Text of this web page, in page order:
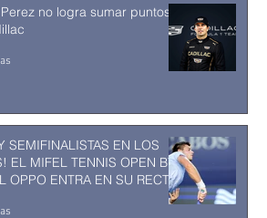
no logra sumar puntos
SEMIFINALISTAS EN LOS
EL MIFEL TENNIS OPEN BY
OPPO ENTRA EN SU RECTA